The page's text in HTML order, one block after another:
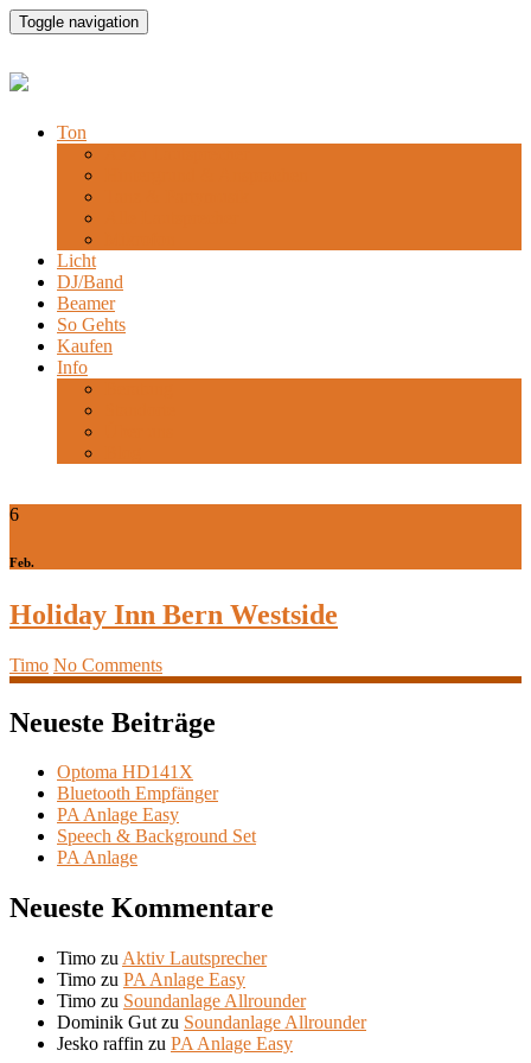
Toggle navigation
Ton
Licht
DJ/Band
Beamer
So Gehts
Kaufen
Info
6
Feb.
Holiday Inn Bern Westside
Timo No Comments
Neueste Beiträge
Optoma HD141X
Bluetooth Empfänger
PA Anlage Easy
Speech & Background Set
PA Anlage
Neueste Kommentare
Timo zu Aktiv Lautsprecher
Timo zu PA Anlage Easy
Timo zu Soundanlage Allrounder
Dominik Gut zu Soundanlage Allrounder
Jesko raffin zu PA Anlage Easy